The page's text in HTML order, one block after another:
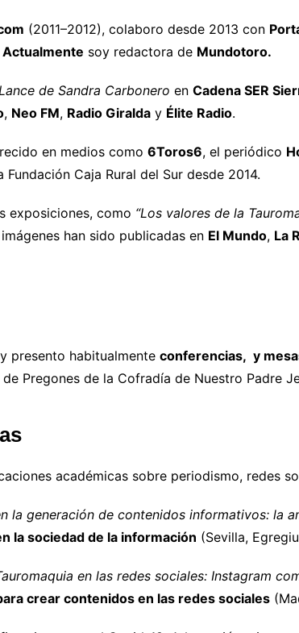
(2011–2012), colaboro desde 2013 con
Actualmente soy redactora de Mundotoro.
de Sandra Carbonero en Cadena SER
, Neo FM, Radio Giralda y Élite Radio.
en medios como 6Toros6, el periódico
Fundación Caja Rural del Sur desde 2014.
exposiciones, como “Los valores de la
han sido publicadas en El Mundo, La
presento habitualmente conferencias, y
Pregones de la Cofradía de Nuestro Padre
académicas sobre periodismo, redes
la generación de contenidos informativos: la
la sociedad de la información (Sevilla,
en las redes sociales: Instagram
crear contenidos en las redes sociales